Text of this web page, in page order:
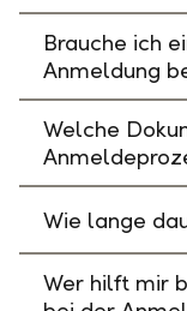
Brauche ich
Anmeldung
Welche
Wie lange
Wer hilft mir